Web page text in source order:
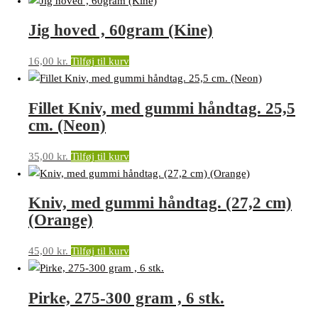
Jig hoved , 60gram (Kine)
16,00 kr. Tilføj til kurv
Fillet Kniv, med gummi håndtag. 25,5
cm. (Neon)
35,00 kr. Tilføj til kurv
Kniv, med gummi håndtag. (27,2 cm)
(Orange)
45,00 kr. Tilføj til kurv
Pirke, 275-300 gram , 6 stk.